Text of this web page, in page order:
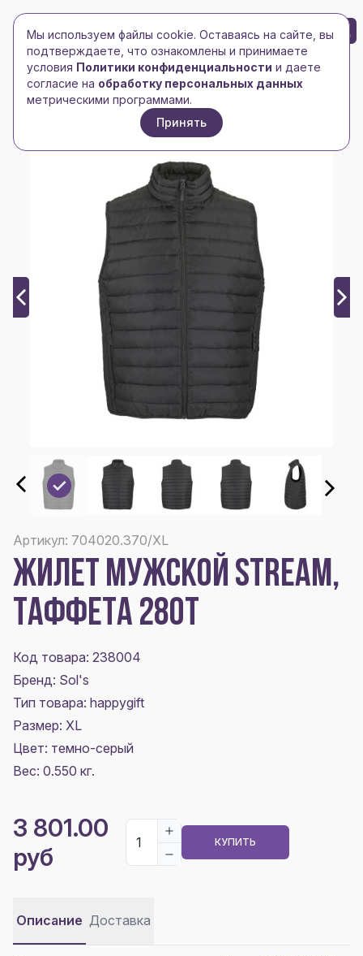
Toggle navigation
Toggle navigation
БРЕНД-ЛОГО 0
Главная/happygift/
Жилет мужской STREAM, таффета 280Т
Артикул: 704020.370/XL
ЖИЛЕТ МУЖСКОЙ STREAM,
ТАФФЕТА 280Т
Код товара: 238004
Бренд: Sol's
Тип товара: happygift
Размер: XL
Цвет: темно-серый
Вес: 0.550 кг.
3 801.00
руб
КУПИТЬ
Описание Доставка
Мы используем файлы cookie. Оставаясь на сайте, вы
подтверждаете, что ознакомлены и принимаете
условия Политики конфиденциальности и даете
согласие на обработку персональных данных
метрическими программами.
Принять